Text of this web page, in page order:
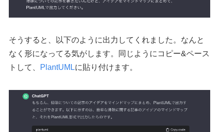
そうすると、以下のように出力してくれました。なんと
なく形になってる気がします。同じようにコピー&ペース
トして、
PlantUMLに貼り付けます。